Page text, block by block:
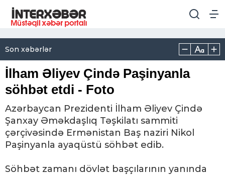
Son xəbərlər
İlham Əliyev Çində Paşinyanla
söhbət etdi - Foto
Azərbaycan Prezidenti İlham Əliyev Çində
Şanxay Əməkdaşlıq Təşkilatı sammiti
çərçivəsində Ermənistan Baş naziri Nikol
Paşinyanla ayaqüstü söhbət edib.
Söhbət zamanı dövlət başçılarının yanında